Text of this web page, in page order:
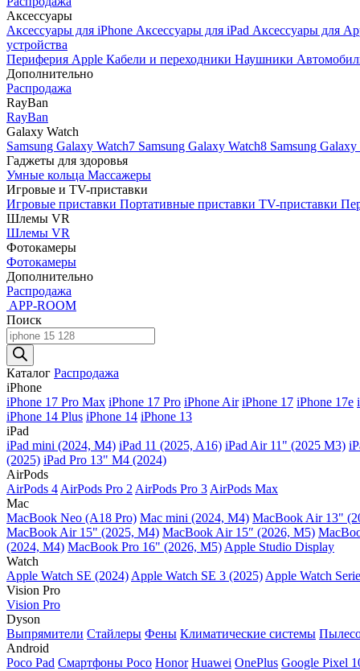
Аксессуары
Аксессуары для iPhone Аксессуары для iPad Аксессуары для
устройства
Периферия Apple Кабели и переходники Наушники
Дополнительно
Распродажа
RayBan
RayBan
Galaxy Watch
Samsung Galaxy Watch7 Samsung Galaxy Watch8 Samsung
Гаджеты для здоровья
Умные кольца Массажеры
Игровые и TV-приставки
Игровые приставки Портативные приставки TV-приставки
Шлемы VR
Шлемы VR
Фотокамеры
Фотокамеры
Дополнительно
Распродажа
APP-ROOM
Поиск
Поиск
товаров
Каталог Распродажа
iPhone
iPhone 17 Pro Max iPhone 17 Pro iPhone Air iPhone 17 iPhone 17e
iPhone 14 Plus iPhone 14 iPhone 13
iPad
iPad mini (2024, M4) iPad 11 (2025, A16) iPad Air 11" (2025 M3)
(2025) iPad Pro 13" M4 (2024)
AirPods
AirPods 4 AirPods Pro 2 AirPods Pro 3 AirPods Max
Mac
MacBook Neo (A18 Pro) Mac mini (2024, M4) MacBook Air 13"
MacBook Air 15" (2025, M4) MacBook Air 15″ (2026, M5)
(2024, M4) MacBook Pro 16" (2026, M5) Apple Studio Display
Watch
Apple Watch SE (2024) Apple Watch SE 3 (2025) Apple Watch
Vision Pro
Vision Pro
Dyson
Выпрямители Стайлеры Фены Климатические системы
Android
Poco Pad Смартфоны Poco Honor Huawei OnePlus Google Pixel